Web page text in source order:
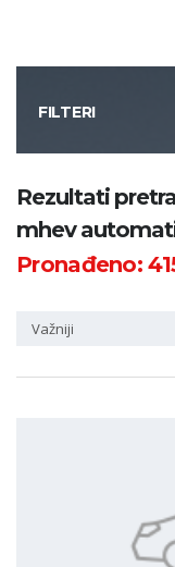
FILTERI
Kategorija
Županija
Rezultati
mhev
Pronađeno:
Važniji